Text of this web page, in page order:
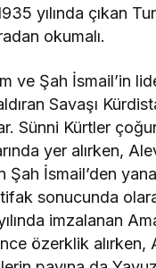
yılında çıkan
okumalı.
ve Şah İsmail’in
Savaşı
Sünni Kürtler
yer alırken,
Şah İsmail’den yana
sonucunda
imzalanan
özerklik alırken,